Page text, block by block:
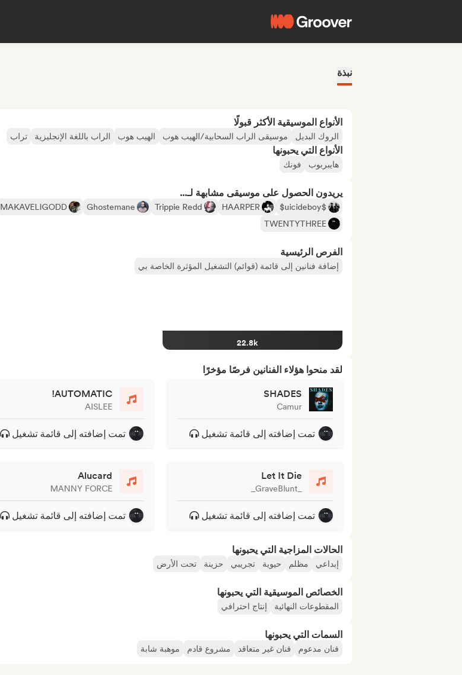
نبذة
الأنواع الموسيقية الأكثر قبولًا
الروك البديل موسيقى الراب السحابية/الهيب هوب الهيب هوب الراب باللغة الإنجليزية تراب
الأنواع التي يحبونها
هايبربوب فونك
يريدون الحصول على موسيقى مشابهة لـ...
$uicideboy$
HAARPER
Trippie Redd
Ghostemane
MAKAVELIGODD
TWENTYTHREE
الفرص الرئيسية
إضافة فنانين إلى قائمة (قوائم) التشغيل المؤثرة الخاصة بي
22.8k
لقد منحوا هؤلاء الفنانين فرصًا مؤخرًا
SHADES
Camur
تمت إضافته إلى قائمة تشغيل
AUTOMATIC!
AISLEE
تمت إضافته إلى قائمة تشغيل
Let It Die
تمت إضافته إلى قائمة تشغيل
Alucard
MANNY FORCE
تمت إضافته إلى قائمة تشغيل
الحالات المزاجية التي يحبونها
إبداعي مظلم حيوية تجريبي حزينة تحت الأرض
الخصائص الموسيقية التي يحبونها
المقطوعات النهائية إنتاج احترافي
السمات التي يحبونها
فنان مدعوم فنان غير متعاقد مشروع قادم موهبة شابة